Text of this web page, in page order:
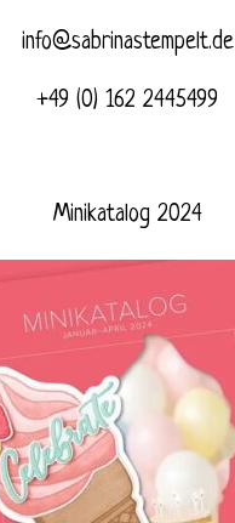
info@sabrinastempelt.de
+49 (0) 162 2445499
Minikatalog 2024